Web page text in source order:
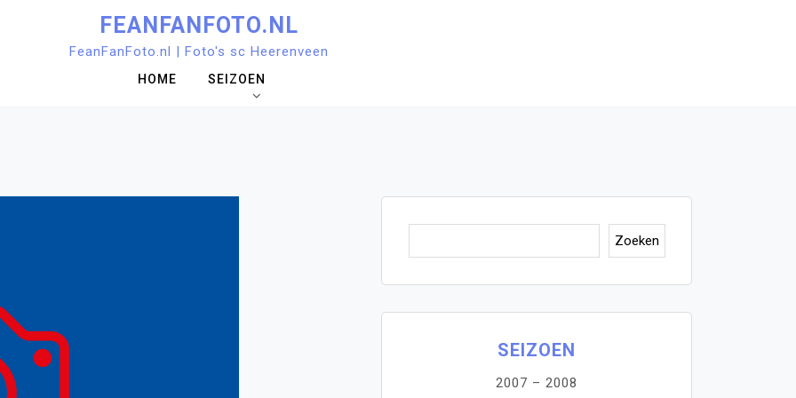
FEANFANFOTO.NL
FeanFanFoto.nl | Foto's sc Heerenveen
HOME SEIZOEN
Zoeken
SEIZOEN
2007 – 2008